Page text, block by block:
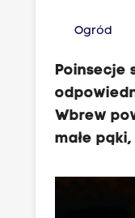
Ogród
Poinsecje
Wbrew
małe